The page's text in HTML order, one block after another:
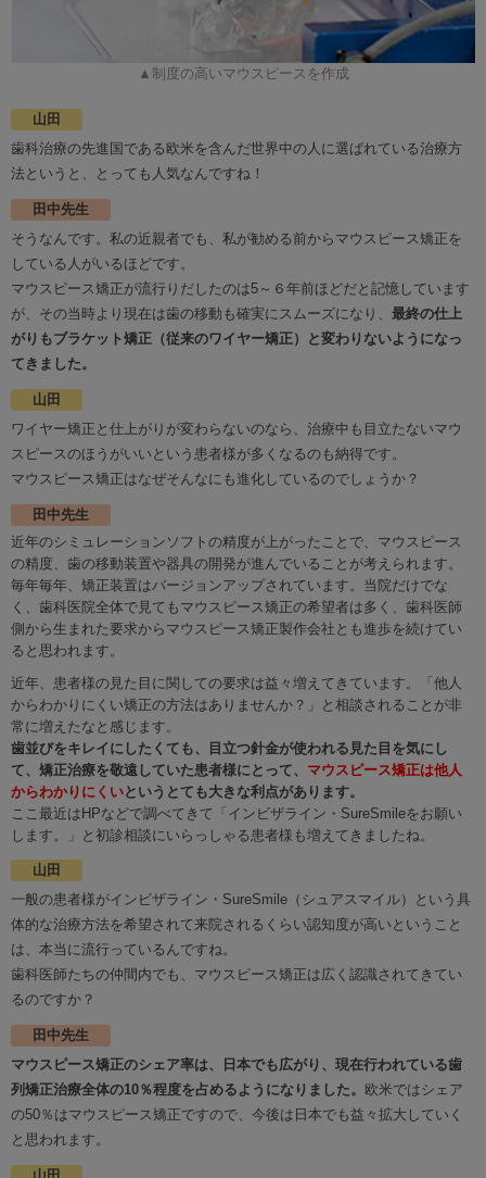
▲制度の高いマウスピースを作成
山田
歯科治療の先進国である欧米を含んだ世界中の人に選ばれている治療方
法というと、とっても人気なんですね！
田中先生
そうなんです。私の近親者でも、私が勧める前からマウスピース矯正を
している人がいるほどです。
マウスピース矯正が流行りだしたのは5～６年前ほどだと記憶しています
が、その当時より現在は歯の移動も確実にスムーズになり、 最終の仕上
がりもブラケット矯正（従来のワイヤー矯正）と変わりないようになっ
てきました。
山田
ワイヤー矯正と仕上がりが変わらないのなら、治療中も目立たないマウ
スピースのほうがいいという患者様が多くなるのも納得です。
マウスピース矯正はなぜそんなにも進化しているのでしょうか？
田中先生
近年のシミュレーションソフトの精度が上がったことで、マウスピース
の精度、歯の移動装置や器具の開発が進んでいることが考えられます。
毎年毎年、矯正装置はバージョンアップされています。当院だけでな
く、歯科医院全体で見てもマウスピース矯正の希望者は多く、歯科医師
側から生まれた要求からマウスピース矯正製作会社とも進歩を続けてい
ると思われます。
近年、患者様の見た目に関しての要求は益々増えてきています。「他人
からわかりにくい矯正の方法はありませんか？」と相談されることが非
常に増えたなと感じます。
歯並びをキレイにしたくても、目立つ針金が使われる見た目を気にし
て、矯正治療を敬遠していた患者様にとって、 マウスピース矯正は他人
からわかりにくいというとても大きな利点があります。
ここ最近はHPなどで調べてきて「インビザライン・SureSmileをお願い
します。」と初診相談にいらっしゃる患者様も増えてきましたね。
山田
一般の患者様がインビザライン・SureSmile（シュアスマイル）という具
体的な治療方法を希望されて来院されるくらい認知度が高いということ
は、本当に流行っているんですね。
歯科医師たちの仲間内でも、マウスピース矯正は広く認識されてきてい
るのですか？
田中先生
マウスピース矯正のシェア率は、日本でも広がり、現在行われている歯
列矯正治療全体の10％程度を占めるようになりました。 欧米ではシェア
の50％はマウスピース矯正ですので、今後は日本でも益々拡大していく
と思われます。